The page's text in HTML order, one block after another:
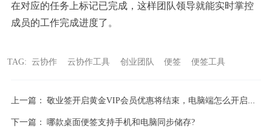
在对应的任务上标记已完成，这样团队领导就能实时掌控
成员的工作完成进度了。
TAG: 云协作 云协作工具 创业团队 便签 便签工具
上一篇： 敬业签开启黄金VIP会员优惠将结束，电脑端怎么开启黄金会员？
下一篇： 哪款桌面便签支持手机和电脑同步储存?